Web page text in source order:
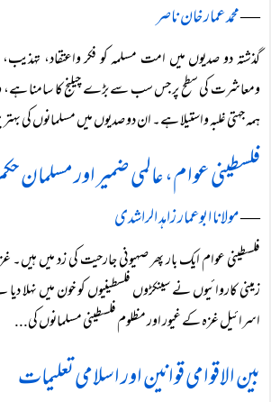
―محمد عمار خان ناصر
گذشتہ دو صدیوں میں امت مسلمہ کو فکر واعتقاد،
ومعاشرت کی سطح پر جس سب سے بڑے چیلنج کا سامنا ہے،
ہمہ جہتی غلبہ واستیلا ہے۔ ان دو صدیوں میں مسلمانوں کی
فلسطینی عوام، عالمی ضمیر اور مسلمان
―مولانا ابوعمار زاہد الراشدی
فلسطینی عوام ایک بار پھر صہیونی جارحیت کی زد میں ہیں۔
زمینی کاروائیوں نے سینکڑوں فلسطینیوں کو خون میں نہلا
اسرائیل غزہ کے غیور اور مظلوم فلسطینی مسلمانوں کی...
بین الاقوامی قوانین اور اسلامی تعلیمات